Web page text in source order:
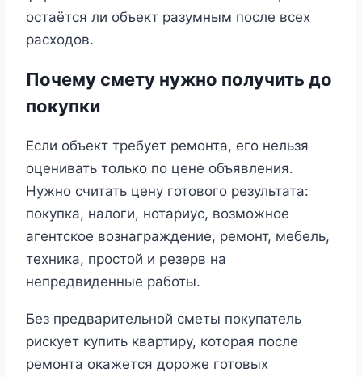
остаётся ли объект разумным после всех
расходов.
Почему смету нужно получить до
покупки
Если объект требует ремонта, его нельзя
оценивать только по цене объявления.
Нужно считать цену готового результата:
покупка, налоги, нотариус, возможное
агентское вознаграждение, ремонт, мебель,
техника, простой и резерв на
непредвиденные работы.
Без предварительной сметы покупатель
рискует купить квартиру, которая после
ремонта окажется дороже готовых